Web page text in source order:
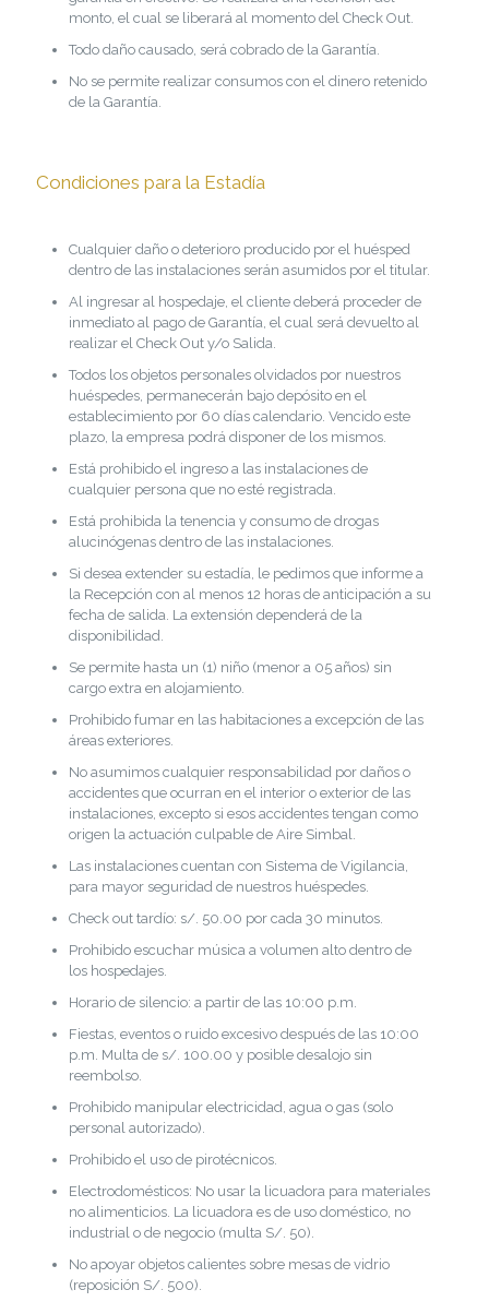
monto, el cual se liberará al momento del Check Out.
Todo daño causado, será cobrado de la Garantía.
No se permite realizar consumos con el dinero retenido
de la Garantía.
Condiciones para la Estadía
Cualquier daño o deterioro producido por el huésped
dentro de las instalaciones serán asumidos por el titular.
Al ingresar al hospedaje, el cliente deberá proceder de
inmediato al pago de Garantía, el cual será devuelto al
realizar el Check Out y/o Salida.
Todos los objetos personales olvidados por nuestros
huéspedes, permanecerán bajo depósito en el
establecimiento por 60 días calendario. Vencido este
plazo, la empresa podrá disponer de los mismos.
Está prohibido el ingreso a las instalaciones de
cualquier persona que no esté registrada.
Está prohibida la tenencia y consumo de drogas
alucinógenas dentro de las instalaciones.
Si desea extender su estadía, le pedimos que informe a
la Recepción con al menos 12 horas de anticipación a su
fecha de salida. La extensión dependerá de la
disponibilidad.
Se permite hasta un (1) niño (menor a 05 años) sin
cargo extra en alojamiento.
Prohibido fumar en las habitaciones a excepción de las
áreas exteriores.
No asumimos cualquier responsabilidad por daños o
accidentes que ocurran en el interior o exterior de las
instalaciones, excepto si esos accidentes tengan como
origen la actuación culpable de Aire Simbal.
Las instalaciones cuentan con Sistema de Vigilancia,
para mayor seguridad de nuestros huéspedes.
Check out tardío: s/. 50.00 por cada 30 minutos.
Prohibido escuchar música a volumen alto dentro de
los hospedajes.
Horario de silencio: a partir de las 10:00 p.m.
Fiestas, eventos o ruido excesivo después de las 10:00
p.m. Multa de s/. 100.00 y posible desalojo sin
reembolso.
Prohibido manipular electricidad, agua o gas (solo
personal autorizado).
Prohibido el uso de pirotécnicos.
Electrodomésticos: No usar la licuadora para materiales
no alimenticios. La licuadora es de uso doméstico, no
industrial o de negocio (multa S/. 50).
No apoyar objetos calientes sobre mesas de vidrio
(reposición S/. 500).